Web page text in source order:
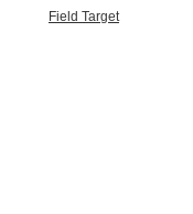
Field Target